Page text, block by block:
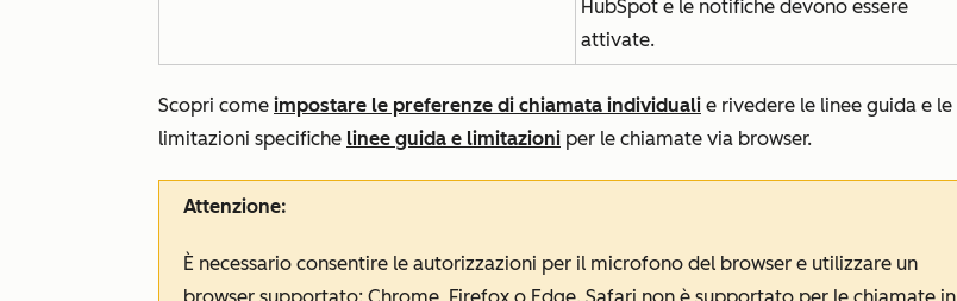
HubSpot e le notifiche devono essere
attivate.
Scopri come impostare le preferenze di chiamata individuali e rivedere le linee guida e le
limitazioni specifiche linee guida e limitazioni per le chiamate via browser.
Attenzione:
È necessario consentire le autorizzazioni per il microfono del browser e utilizzare un